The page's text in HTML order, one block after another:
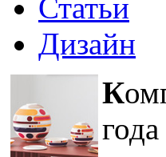
Статьи
Дизайн
К